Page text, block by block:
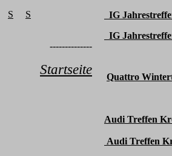
S
S
--------------
Startseite
IG
IG
Quattro
Audi Treffen
Audi Treffen